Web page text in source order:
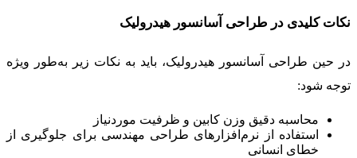
نکات کلیدی در طراحی آسانسور هیدرولیک
در حین طراحی آسانسور هیدرولیک، باید به نکات زیر به‌طور ویژه
توجه شود:
محاسبه دقیق وزن کابین و ظرفیت موردنیاز
استفاده از نرم‌افزارهای طراحی مهندسی برای جلوگیری از
خطای انسانی